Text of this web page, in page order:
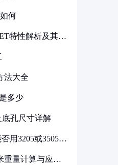
何
特性解析及其在
法大全
多少
底孔尺寸详解
用3205或3505代
重量计算与应用